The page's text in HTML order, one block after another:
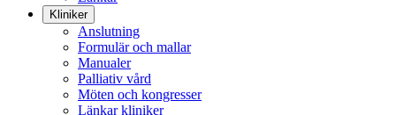
Kliniker
Anslutning
Formulär och mallar
Manualer
Palliativ vård
Möten och kongresser
Länkar kliniker